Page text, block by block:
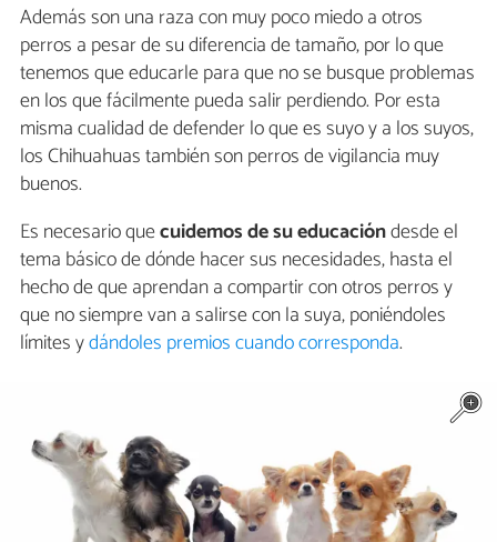
Además son una raza con muy poco miedo a otros
perros a pesar de su diferencia de tamaño, por lo que
tenemos que educarle para que no se busque problemas
en los que fácilmente pueda salir perdiendo. Por esta
misma cualidad de defender lo que es suyo y a los suyos,
los Chihuahuas también son perros de vigilancia muy
buenos.
Es necesario quecuidemos de su educacióndesde el
tema básico de dónde hacer sus necesidades, hasta el
hecho de que aprendan a compartir con otros perros y
que no siempre van a salirse con la suya, poniéndoles
límites ydándoles premios cuando corresponda.